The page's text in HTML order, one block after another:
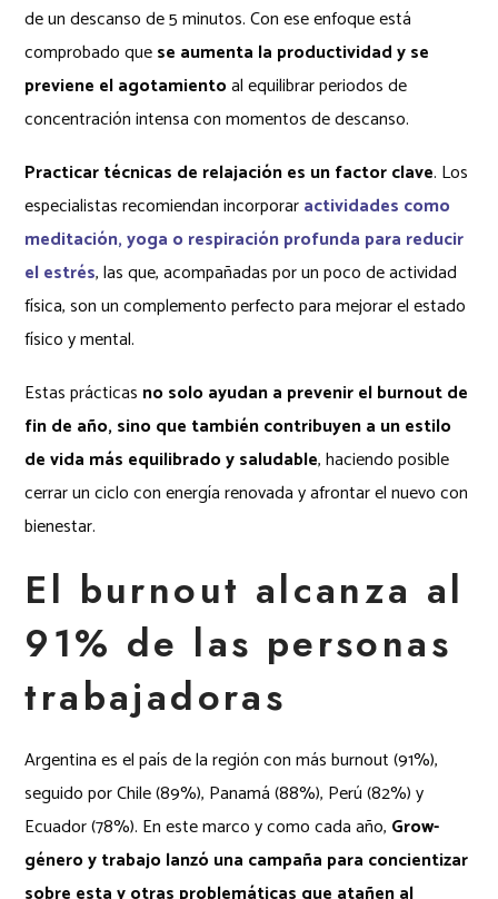
de un descanso de 5 minutos. Con ese enfoque está
comprobado quese aumenta la productividad y se
previene el agotamientoal equilibrar periodos de
concentración intensa con momentos de descanso.
Practicar técnicas de relajación es un factor clave. Los
especialistas recomiendan incorporaractividades como
meditación, yoga o respiración profunda para reducir
el estrés, las que, acompañadas por un poco de actividad
física, son un complemento perfecto para mejorar el estado
físico y mental.
Estas prácticas no solo ayudan a prevenir el burnout de
fin de año, sino que también contribuyen a un estilo
de vida más equilibrado y saludable, haciendo posible
cerrar un ciclo con energía renovada y afrontar el nuevo con
bienestar.
El burnout alcanza al
91% de las personas
trabajadoras
Argentina es el país de la región con más burnout (91%),
seguido por Chile (89%), Panamá (88%), Perú (82%) y
Ecuador (78%). En este marco y como cada año, Grow-
género y trabajo lanzó una campaña para concientizar